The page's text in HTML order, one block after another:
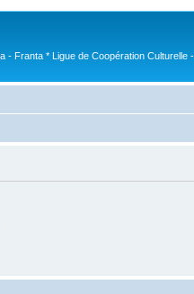
- Franta * Ligue de Coopération Culturelle